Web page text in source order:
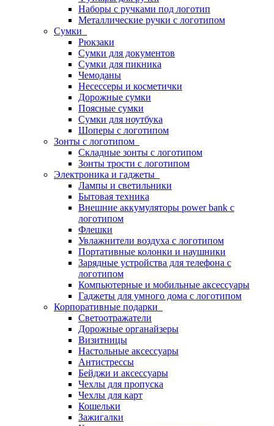
Наборы с ручками под логотип
Металлические ручки с логотипом
Сумки
Рюкзаки
Сумки для документов
Сумки для пикника
Чемоданы
Несессеры и косметички
Дорожные сумки
Поясные сумки
Сумки для ноутбука
Шоперы с логотипом
Зонты с логотипом
Складные зонты с логотипом
Зонты трости с логотипом
Электроника и гаджеты
Лампы и светильники
Бытовая техника
Внешние аккумуляторы power bank с
логотипом
Флешки
Увлажнители воздуха с логотипом
Портативные колонки и наушники
Зарядные устройства для телефона с
логотипом
Компьютерные и мобильные аксессуары
Гаджеты для умного дома с логотипом
Корпоративные подарки
Светоотражатели
Дорожные органайзеры
Визитницы
Настольные аксессуары
Антистрессы
Бейджи и аксессуары
Чехлы для пропуска
Чехлы для карт
Кошельки
Зажигалки